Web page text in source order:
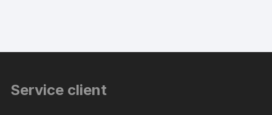
Service client